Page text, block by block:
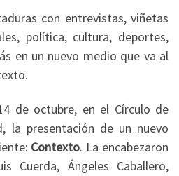
con entrevistas, viñetas
política, cultura, deportes,
en un nuevo medio que va al
de octubre, en el Círculo de
la presentación de un nuevo
Contexto. La encabezaron
Cuerda, Ángeles Caballero,